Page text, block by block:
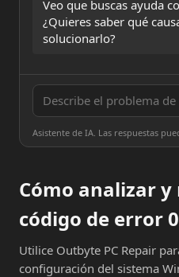
Veo que buscas ayuda
¿Quieres saber qué
solucionarlo?
Asistente de IA. Las respuestas
Cómo analizar
código de error
Utilice Outbyte PC Repair
configuración del sistema